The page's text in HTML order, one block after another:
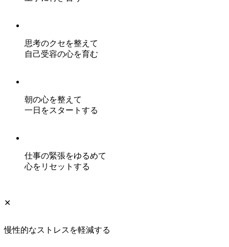
思考のクセを整えて
自己受容の心を育む
朝の心を整えて
一日をスタートする
仕事の緊張をゆるめて
心をリセットする
✕
慢性的なストレスを軽減する